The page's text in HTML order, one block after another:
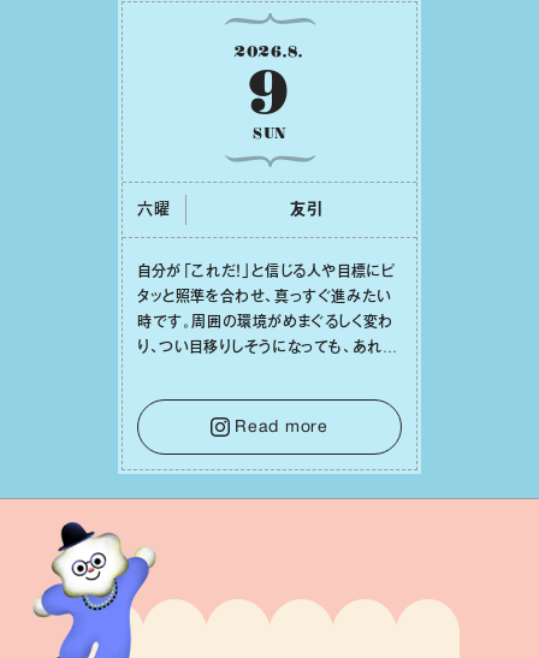
2026.8.
9
SUN
六曜 友引
⾃分が「これだ！」と信じる⼈や⽬標にピ
タッと照準を合わせ、真っすぐ進みたい
時です。周囲の環境がめまぐるしく変わ
り、つい⽬移りしそうになっても、あれこ
をそっと⼿放し、⽬の前のことに集中しま
しょう。そのブレない決意が、あなたにと
って有意義で安定した成果を引き寄せま
す。
Read more